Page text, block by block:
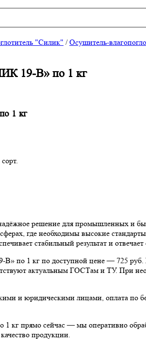
"Силик" /Осушитель-
19-В» по 1 кг
1 кг
для промышленных и
где необходимы высокие
стабильный результат и отвечает
по доступной цене — 725 руб. В
актуальным ГОСТам и ТУ. При
и юридическими лицами, оплата
сейчас — мы оперативно
продукции.